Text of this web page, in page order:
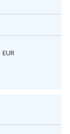
EUR